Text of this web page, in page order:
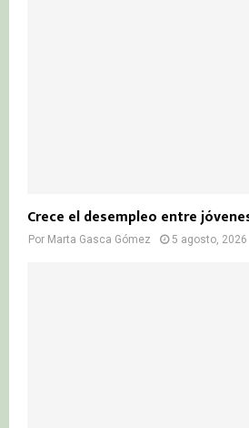
Crece el desempleo entre
Por Marta Gasca Gómez 5 agosto, 2026